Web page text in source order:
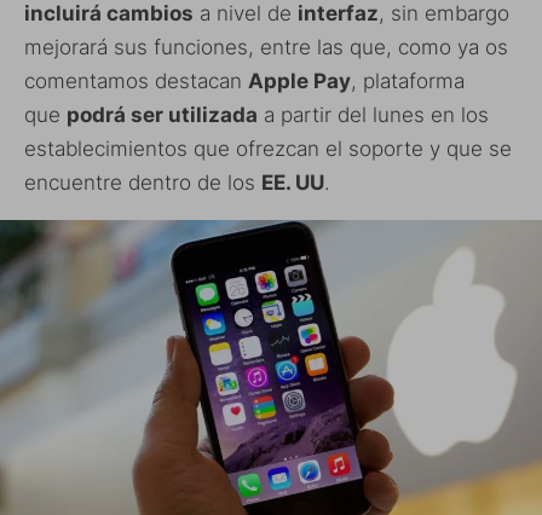
incluirá cambios a nivel de interfaz, sin embargo
mejorará sus funciones, entre las que, como ya os
comentamos destacan Apple Pay, plataforma
que podrá ser utilizada a partir del lunes en los
establecimientos que ofrezcan el soporte y que se
encuentre dentro de los EE. UU.